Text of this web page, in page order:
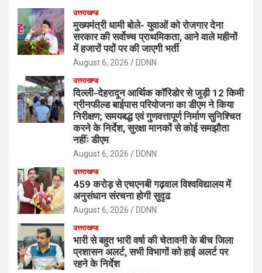
उत्तराखण्ड
मुख्यमंत्री धामी बोले- युवाओं को रोजगार देना
सरकार की सर्वोच्च प्राथमिकता, आने वाले महीनों
में हजारों पदों पर की जाएगी भर्ती
August 6, 2026 DDNN
उत्तराखण्ड
दिल्ली-देहरादून आर्थिक कॉरिडोर से जुड़ी 12 किमी
ग्रीनफील्ड बाईपास परियोजना का डीएम ने किया
निरीक्षण; समयबद्ध एवं गुणवत्तापूर्ण निर्माण सुनिश्चित
करने के निर्देश, सुरक्षा मानकों से कोई समझौता
नहींः डीएम
August 6, 2026 DDNN
उत्तराखण्ड
459 करोड़ से एचएनबी गढ़वाल विश्वविद्यालय में
अनुसंधान संरचना होगी सुदृढ
August 6, 2026 DDNN
उत्तराखण्ड
भारी से बहुत भारी वर्षा की चेतावनी के बीच जिला
प्रशासन अलर्ट, सभी विभागों को हाई अलर्ट पर
रहने के निर्देश